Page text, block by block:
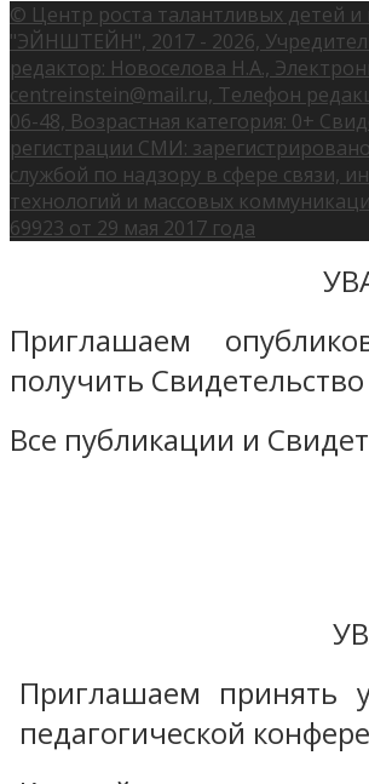
© Центр роста талантливых детей и
"ЭЙНШТЕЙН", 2017 - 2026,
редактор: Новоселова Н.А.,
centreinstein@mail.ru, Телефон
06-48, Возрастная категория: 0+
регистрации СМИ:
службой по надзору в сфере связи,
технологий и массовых
69923 от 29 мая 2017 года
Приглашаем
получить
Все публикации и
Приглашаем принять
педагогической